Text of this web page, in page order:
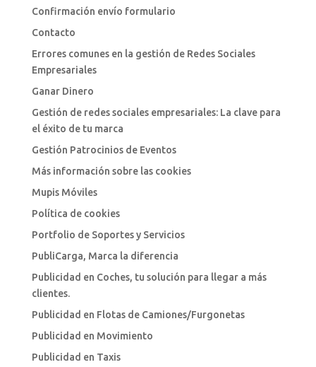
Confirmación envío formulario
Contacto
Errores comunes en la gestión de Redes Sociales
Empresariales
Ganar Dinero
Gestión de redes sociales empresariales: La clave para
el éxito de tu marca
Gestión Patrocinios de Eventos
Más información sobre las cookies
Mupis Móviles
Política de cookies
Portfolio de Soportes y Servicios
PubliCarga, Marca la diferencia
Publicidad en Coches, tu solución para llegar a más
clientes.
Publicidad en Flotas de Camiones/Furgonetas
Publicidad en Movimiento
Publicidad en Taxis